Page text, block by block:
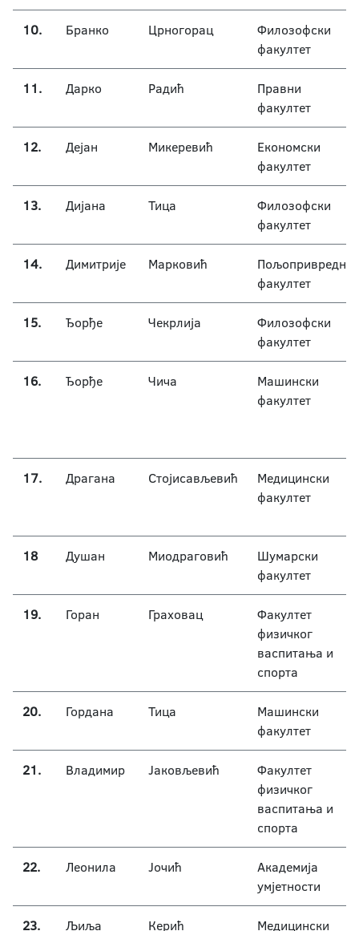
10. Бранко Црногорац
Филозофски
факултет
11. Дарко Радић
Правни
факултет
12. Дејан Микеревић
Економски
факултет
13. Дијана Тица
Филозофски
факултет
14. Димитрије Марковић
Пољопривредни
факултет
15. Ђорђе Чекрлија
Филозофски
факултет
16. Ђорђе Чича
Машински
факултет
17. Драгана Стојисављевић
Медицински
факултет
18 Душан Миодраговић
Шумарски
факултет
19. Горан Граховац
Факултет
физичког
васпитања и
спорта
20. Гордана Тица
Машински
факултет
21. Владимир Јаковљевић
Факултет
физичког
васпитања и
спорта
22. Леонила Јочић
Академија
умјетности
23. Љиља Керић Медицински